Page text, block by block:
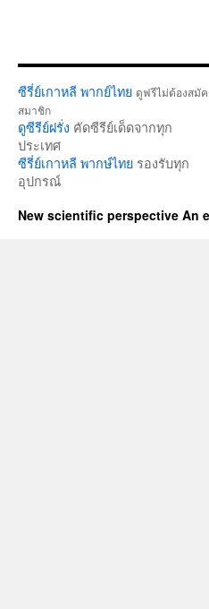
ซีรี่ย์เกาหลี พากย์ไทย ดูฟรีไม่ต้องสมั
สมาชิก
ดูซีรีย์ฝรั่ง คัดซีรีย์เด็ดจากทุก
ประเทศ
ซีรี่ย์เกาหลี พากษ์ไทย รองรับทุก
อุปกรณ์
New scientific perspective An